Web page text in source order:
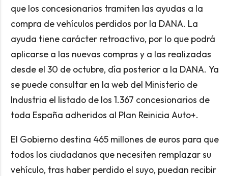
que los concesionarios tramiten las ayudas a la
compra de vehículos perdidos por la DANA. La
ayuda tiene carácter retroactivo, por lo que podrá
aplicarse a las nuevas compras y a las realizadas
desde el 30 de octubre, día posterior a la DANA. Ya
se puede consultar en la web del Ministerio de
Industria el listado de los 1.367 concesionarios de
toda España adheridos al Plan Reinicia Auto+.
El Gobierno destina 465 millones de euros para que
todos los ciudadanos que necesiten remplazar su
vehículo, tras haber perdido el suyo, puedan recibir